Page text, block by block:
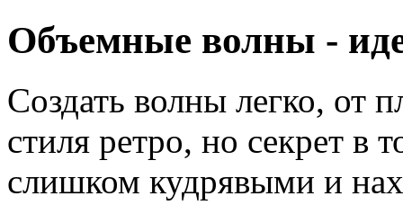
Объемные волны -
Создать волны легко, от
стиля ретро, но секрет в
слишком кудрявыми и